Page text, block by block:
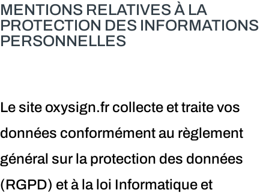
MENTIONS RELATIVES À LA
PROTECTION DES INFORMATIONS
PERSONNELLES
Le site oxysign.fr collecte et traite vos
données conformément au règlement
général sur la protection des données
(RGPD) et à la loi Informatique et